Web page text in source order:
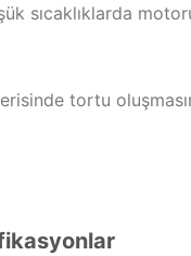
sıcaklıklarda
tortu